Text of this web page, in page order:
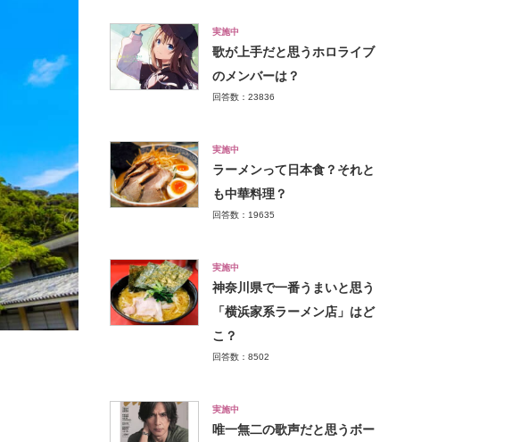
実施中
歌が上手だと思うホロライブ
のメンバーは？
回答数：23836
実施中
ラーメンって日本食？それと
も中華料理？
回答数：19635
実施中
神奈川県で一番うまいと思う
「横浜家系ラーメン店」はど
こ？
回答数：8502
実施中
唯一無二の歌声だと思うボー